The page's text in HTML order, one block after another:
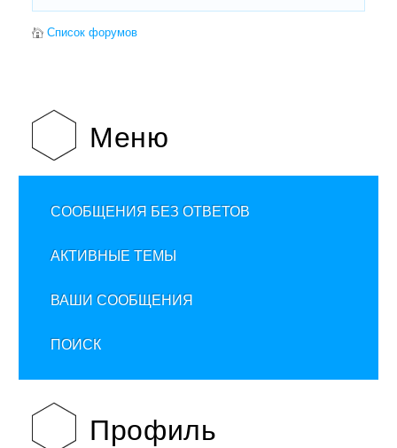
Список форумов
Меню
СООБЩЕНИЯ БЕЗ ОТВЕТОВ
АКТИВНЫЕ ТЕМЫ
ВАШИ СООБЩЕНИЯ
ПОИСК
Профиль